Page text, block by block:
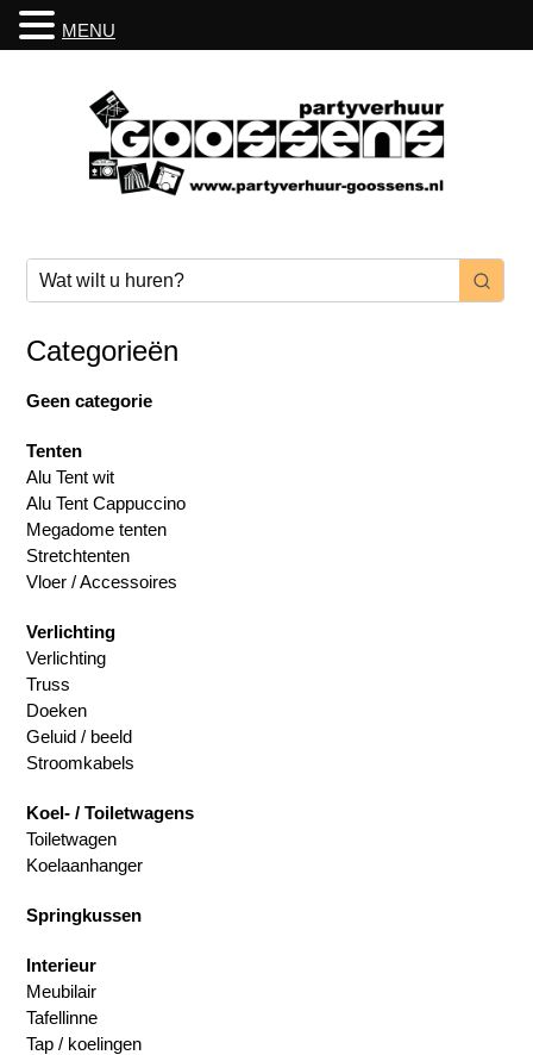
Categorieën
Geen categorie
Tenten
Alu Tent wit
Alu Tent Cappuccino
Megadome tenten
Stretchtenten
Vloer / Accessoires
Verlichting
Verlichting
Truss
Doeken
Geluid / beeld
Stroomkabels
Koel- / Toiletwagens
Toiletwagen
Koelaanhanger
Springkussen
Interieur
Meubilair
Tafellinne
Tap / koelingen
MENU